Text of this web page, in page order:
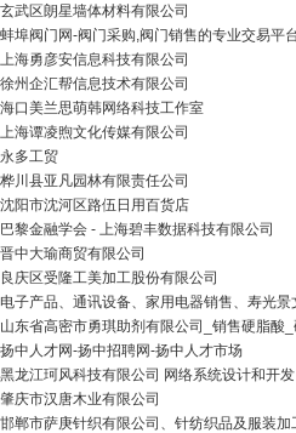
玄武区朗星墙体材料有限公司
蚌埠阀门网-阀门采购,阀门销售的专业交易平
上海勇彦安信息科技有限公司
徐州企汇帮信息技术有限公司
海口美兰思萌韩网络科技工作室
上海谭凌煦文化传媒有限公司
永多工贸
桦川县亚凡园林有限责任公司
沈阳市沈河区路伍日用百货店
巴黎金融学会 - 上海碧丰数据科技有限公司
晋中大瑜商贸有限公司
良庆区受隆工美加工股份有限公司
电子产品、通讯设备、家用电器销售、寿光景
山东省高密市勇琪助剂有限公司_销售硬脂酸
扬中人才网-扬中招聘网-扬中人才市场
黑龙江珂风科技有限公司 网络系统设计和开发
肇庆市汉唐木业有限公司
邯郸市萨庚针织有限公司、针纺织品及服装加